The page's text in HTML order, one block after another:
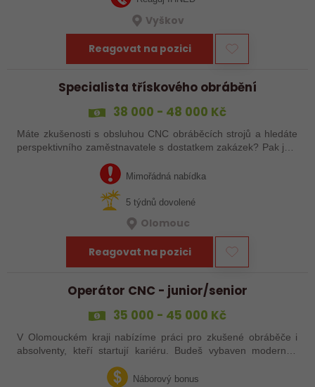
Vyškov
Reagovat na pozici
Specialista třískového obrábění
38 000 - 48 000 Kč
Máte zkušenosti s obsluhou CNC obráběcích strojů a hledáte
perspektivního zaměstnavatele s dostatkem zakázek? Pak jste
na správném inzerátu nabídky práce a reagujte zasláním
Mimořádná nabídka
5 týdnů dovolené
Olomouc
Reagovat na pozici
Operátor CNC - junior/senior
35 000 - 45 000 Kč
V Olomouckém kraji nabízíme práci pro zkušené obráběče i
absolventy, kteří startují kariéru. Budeš vybaven moderním
dozvědět více, neváhej…
Náborový bonus